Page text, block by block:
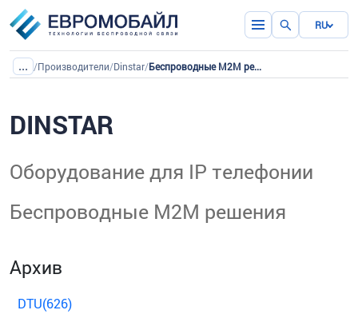
RU
... /Производители/Dinstar/ Беспроводные М2М решения
DINSTAR
Оборудование для IP телефонии
Беспроводные М2М решения
Архив
DTU(626)